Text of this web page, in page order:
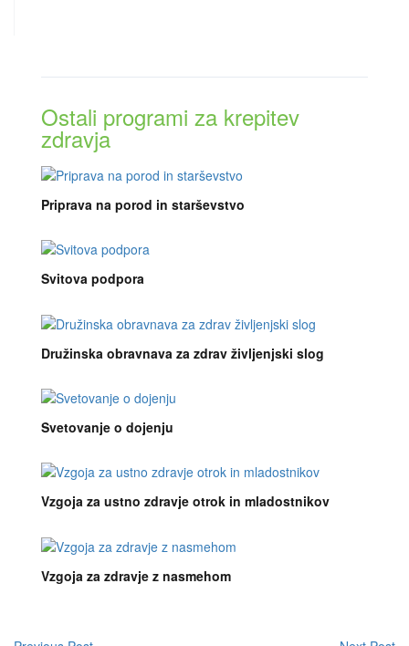
Ostali programi za krepitev
zdravja
Priprava na porod in starševstvo
Svitova podpora
Družinska obravnava za zdrav življenjski slog
Svetovanje o dojenju
Vzgoja za ustno zdravje otrok in mladostnikov
Vzgoja za zdravje z nasmehom